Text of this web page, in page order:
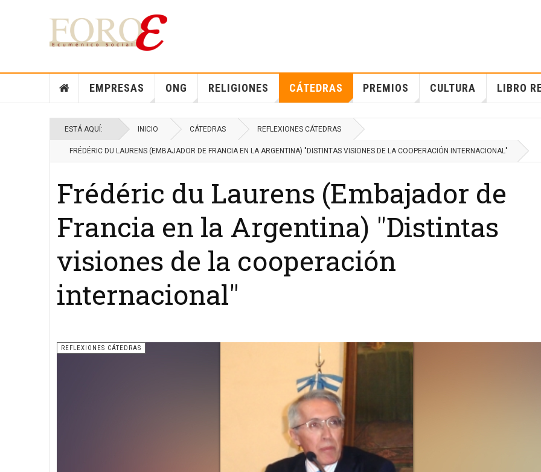
EMPRESAS ONG RELIGIONES CÁTEDRAS PREMIOS CULTURA LIBRO
ESTÁ AQUÍ: INICIO CÁTEDRAS REFLEXIONES CÁTEDRAS
FRÉDÉRIC DU LAURENS (EMBAJADOR DE FRANCIA EN LA ARGENTINA) "DISTINTAS VISIONES DE LA COOPERACIÓN INTERNACIONAL"
Frédéric du Laurens (Embajador de
Francia en la Argentina) "Distintas
visiones de la cooperación
internacional"
REFLEXIONES CÁTEDRAS